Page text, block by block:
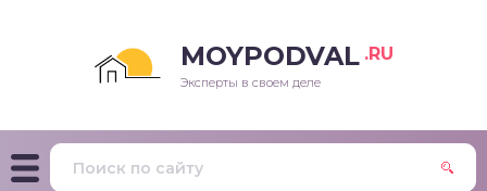
MOYPODVAL .RU
Эксперты в своем деле